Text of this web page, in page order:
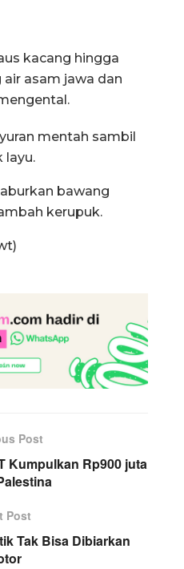
kacang hingga
asam jawa dan
mentah sambil
layu.
bawang
kerupuk.
Post
Kumpulkan Rp900 juta
Post
Tak Bisa Dibiarkan